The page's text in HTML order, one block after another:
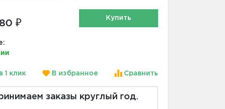
₽
Купить
1 клик В избранное Сравнить
заказы круглый год.